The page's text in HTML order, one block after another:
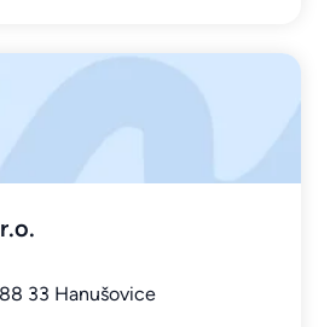
33 Hanušovice